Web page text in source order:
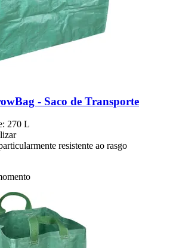
-​ Saco de Transporte
270 L
resistente ao rasgo